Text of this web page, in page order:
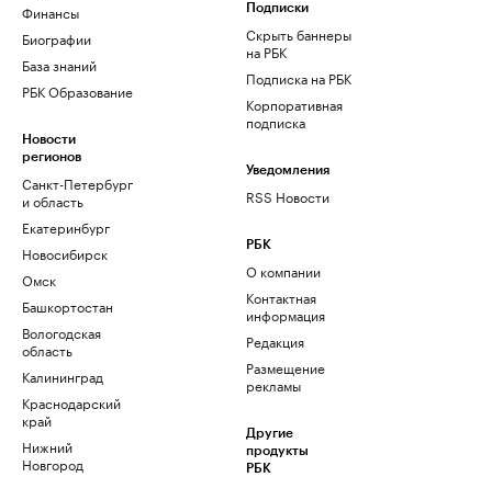
Финансы
Биографии
База знаний
РБК Образование
Новости
регионов
Санкт-Петербург
и область
Екатеринбург
Новосибирск
Омск
Башкортостан
Вологодская
область
Калининград
Краснодарский
край
Нижний
Новгород
Подписки
Скрыть баннеры
на РБК
Подписка на РБК
Корпоративная
подписка
Уведомления
RSS Новости
РБК
О компании
Контактная
информация
Редакция
Размещение
рекламы
Другие
продукты
РБК